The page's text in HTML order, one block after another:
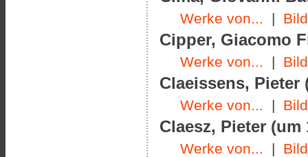
Werke von... |
Cipper, Giacomo
Werke von... |
Claeissens, Pieter
Werke von... |
Claesz, Pieter (um
Werke von... |